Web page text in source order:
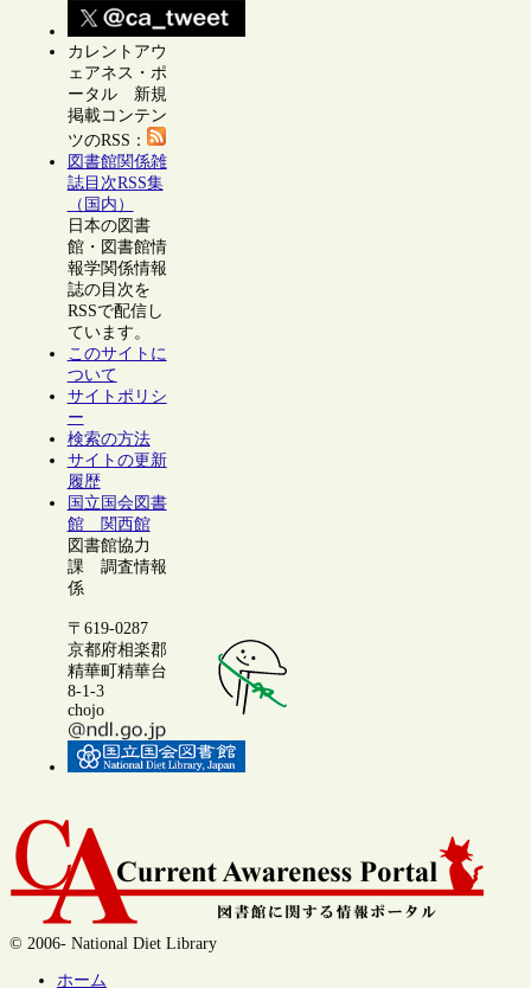
カレントアウ
ェアネス・ポ
ータル 新規
掲載コンテン
ツのRSS：
図書館関係雑
誌目次RSS集
（国内）
日本の図書
館・図書館情
報学関係情報
誌の目次を
RSSで配信し
ています。
このサイトに
ついて
サイトポリシ
ー
検索の方法
サイトの更新
履歴
国立国会図書
館 関西館
図書館協力
課 調査情報
係
〒619-0287
京都府相楽郡
精華町精華台
8-1-3
chojo
© 2006- National Diet Library
ホーム